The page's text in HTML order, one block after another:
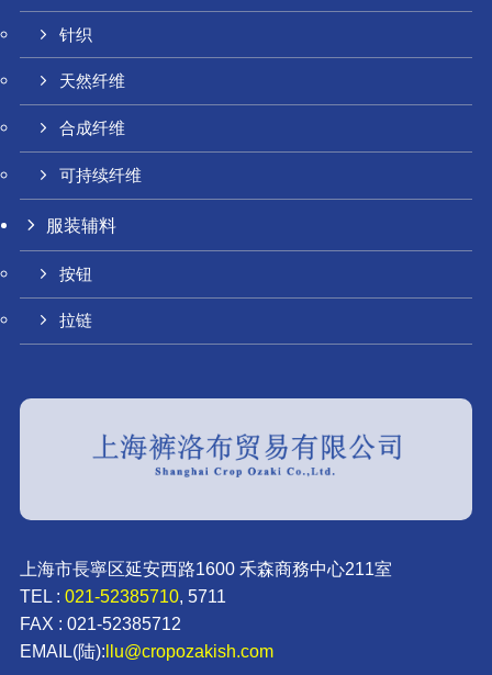
针织
天然纤维
合成纤维
可持续纤维
服装辅料
按钮
拉链
上海市長寧区延安西路1600 禾森商務中心211室
TEL : 021-52385710, 5711
FAX : 021-52385712
EMAIL(陆):llu@cropozakish.com